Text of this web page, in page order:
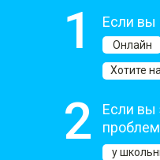
Онлайн
Хотите
у
1 Если вы
2
Если вы